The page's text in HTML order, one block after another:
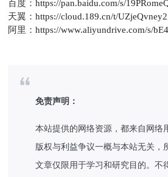
百度：https://pan.baidu.com/s/
天翼：https://cloud.189.cn/t/
阿里：https://www.aliyundrive.com/s/
免责声明：
本站提供的网络资源，都来自网络
版权与利益争议一概与本站无关，
文章仅限用于学习和研究目的。不